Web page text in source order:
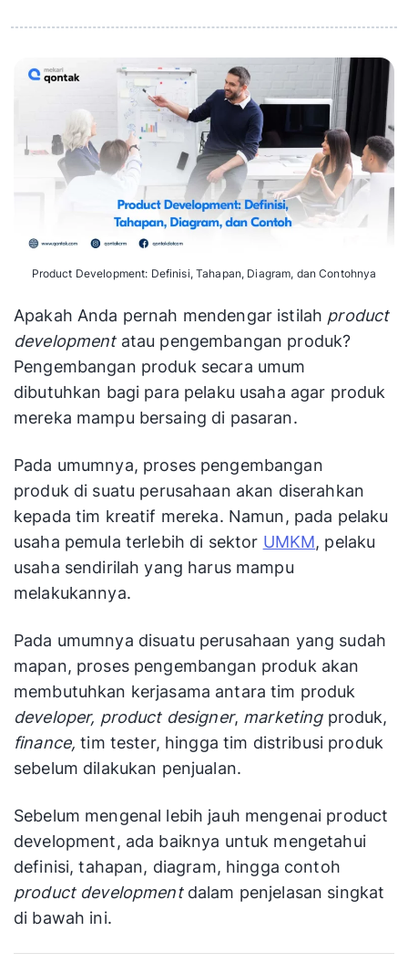
Product Development: Definisi, Tahapan, Diagram, dan Contohnya
Apakah Anda pernah mendengar istilah product
developmentatau pengembangan produk?
Pengembangan produk secara umum
dibutuhkan bagi para pelaku usaha agar produk
mereka mampu bersaing di pasaran.
Pada umumnya, proses pengembangan
produk di suatu perusahaan akan diserahkan
kepada tim kreatif mereka. Namun, pada pelaku
usaha pemula terlebih di sektor UMKM, pelaku
usaha sendirilah yang harus mampu
melakukannya.
Pada umumnya disuatu perusahaan yang sudah
mapan, proses pengembangan produk akan
membutuhkan kerjasama antara tim produk
developer, product designer, marketingproduk,
finance, tim tester, hingga tim distribusi produk
sebelum dilakukan penjualan.
Sebelum mengenal lebih jauh mengenai product
development, ada baiknya untuk mengetahui
definisi, tahapan, diagram, hingga contoh
product developmentdalam penjelasan singkat
di bawah ini.